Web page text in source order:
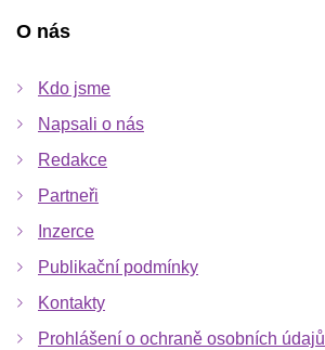
O nás
Kdo jsme
Napsali o nás
Redakce
Partneři
Inzerce
Publikační podmínky
Kontakty
Prohlášení o ochraně osobních údajů